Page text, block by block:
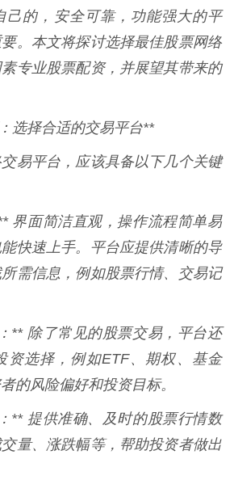
己的，安全可靠，功能强大的平
。本文将探讨选择最佳股票网络
专业股票配资，并展望其带来的
选择合适的交易平台**
易平台，应该具备以下几个关键
界面简洁直观，操作流程简单易
快速上手。平台应提供清晰的导
需信息，例如股票行情、交易记
** 除了常见的股票交易，平台还
资选择，例如ETF、期权、基金
的风险偏好和投资目标。
** 提供准确、及时的股票行情数
量、涨跌幅等，帮助投资者做出